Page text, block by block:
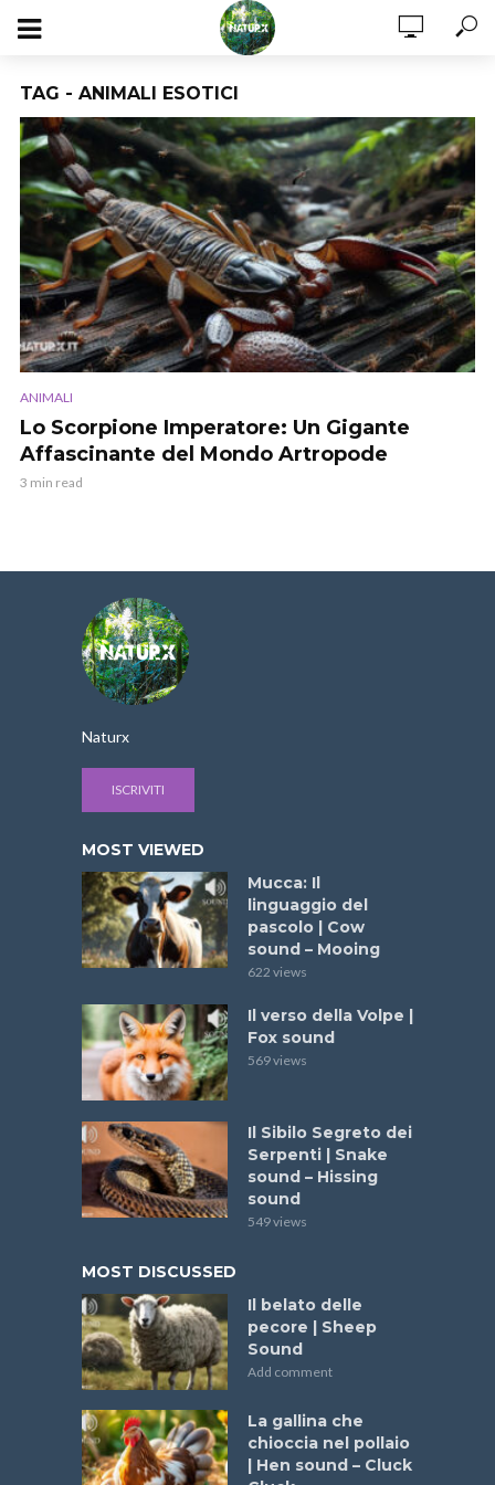
TAG - ANIMALI ESOTICI
ANIMALI
Lo Scorpione Imperatore: Un Gigante
Affascinante del Mondo Artropode
3 min read
Naturx
ISCRIVITI
MOST VIEWED
Mucca: Il
linguaggio del
pascolo | Cow
sound – Mooing
622 views
Il verso della Volpe |
Fox sound
569 views
Il Sibilo Segreto dei
Serpenti | Snake
sound – Hissing
sound
549 views
MOST DISCUSSED
Il belato delle
pecore | Sheep
Sound
Add comment
La gallina che
chioccia nel pollaio
| Hen sound – Cluck